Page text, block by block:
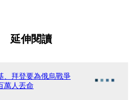
延伸閱讀
、拜登要為俄烏戰爭
人丟命